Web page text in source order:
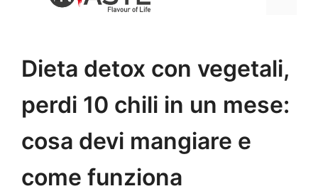
Dieta detox con vegetali,
perdi 10 chili in un mese:
cosa devi mangiare e
come funziona